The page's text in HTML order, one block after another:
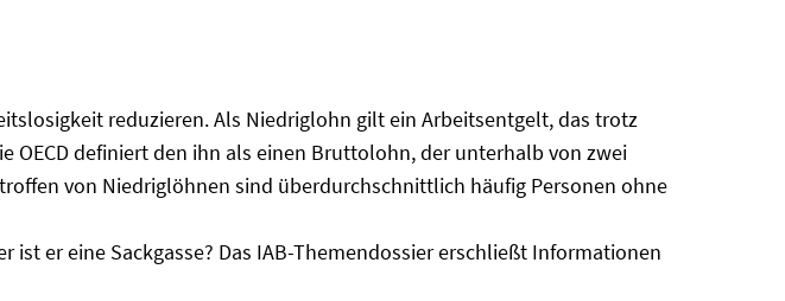
reduzieren. Als Niedriglohn gilt ein Arbeitsentgelt, das trotz
OECD definiert den ihn als einen Bruttolohn, der unterhalb von zwei
von Niedriglöhnen sind überdurchschnittlich häufig Personen ohne
er eine Sackgasse? Das IAB-Themendossier erschließt Informationen